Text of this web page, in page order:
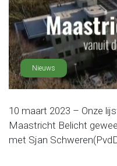
Nieuws
10 maart 2023 – Onze
Maastricht Belicht
met Sjan